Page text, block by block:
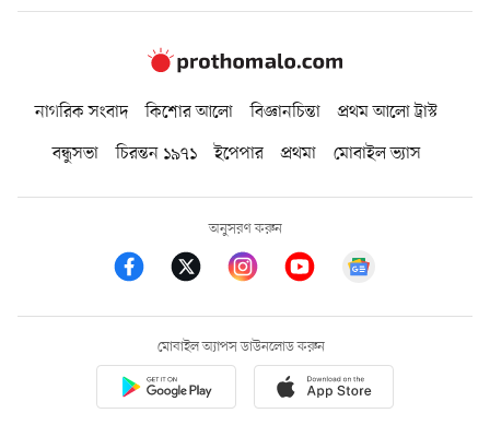
নাগরিক সংবাদ কিশোর আলো বিজ্ঞানচিন্তা
প্রথম আলো ট্রাস্ট
বন্ধুসভা
চিরন্তন ১৯৭১ ইপেপার প্রথমা মোবাইল ভ্যাস
অনুসরণ করুন
মোবাইল অ্যাপস ডাউনলোড করুন